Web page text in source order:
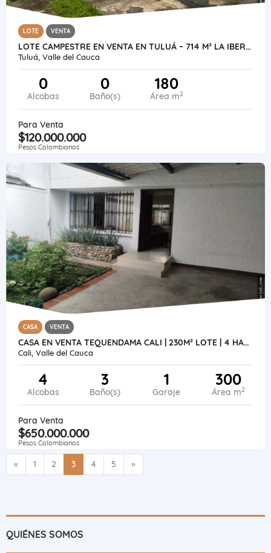
LOTE VENTA
LOTE CAMPESTRE EN VENTA EN TULUÁ – 714 M² LA IBERIA A SOLO 20 MINUTOS
Tuluá, Valle del Cauca
0
Alcobas
0
Baño(s)
180
Área m2
Para Venta
$120.000.000
Pesos Colombianos
CASA VENTA
CASA EN VENTA TEQUENDAMA CALI | 230M² LOTE | 4 HABITACIONES + ESTUDIO
Cali, Valle del Cauca
4
Alcobas
3
Baño(s)
1
Garaje
300
Área m2
Para Venta
$650.000.000
Pesos Colombianos
« Anterior
1 2 3 4 5 »
QUIÉNES SOMOS